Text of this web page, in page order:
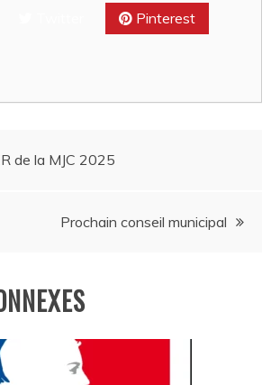
Pinterest
de la MJC 2025
Prochain conseil municipal